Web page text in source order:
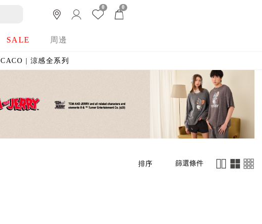
0 0
SALE 周邊
CACO | 涼感全系列
排序 篩選條件